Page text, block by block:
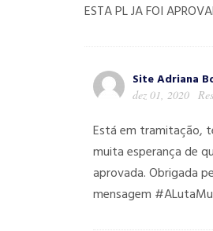
ESTA PL JA FOI
Site Adriana
dez 01, 2020
Está em tramitação,
muita esperança de
aprovada. Obrigada
mensagem